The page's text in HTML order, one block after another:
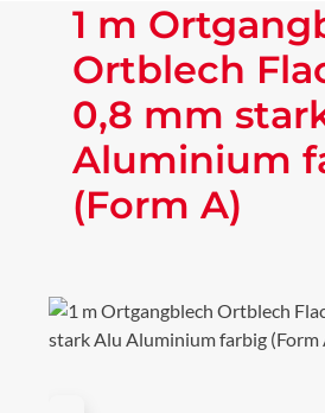
1 m
Ortblech
0,8 mm
Aluminium
(Form A)
Bildergalerie überspringen